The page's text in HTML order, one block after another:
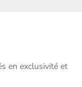
en exclusivité et